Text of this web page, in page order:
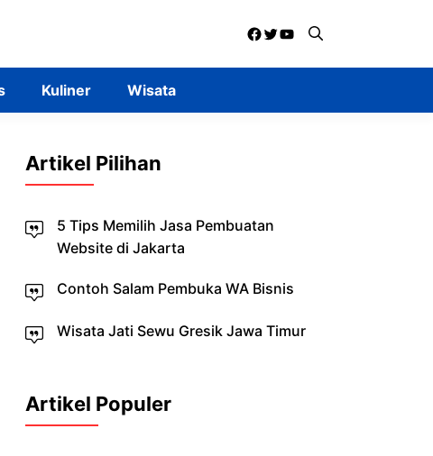
Facebook
Twitter
YouTube
Kuliner Wisata
Artikel Pilihan
5 Tips Memilih Jasa Pembuatan
Website di Jakarta
Contoh Salam Pembuka WA Bisnis
Wisata Jati Sewu Gresik Jawa Timur
Artikel Populer